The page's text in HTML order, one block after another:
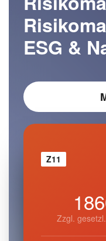
ESG &
Z11
Zzgl.